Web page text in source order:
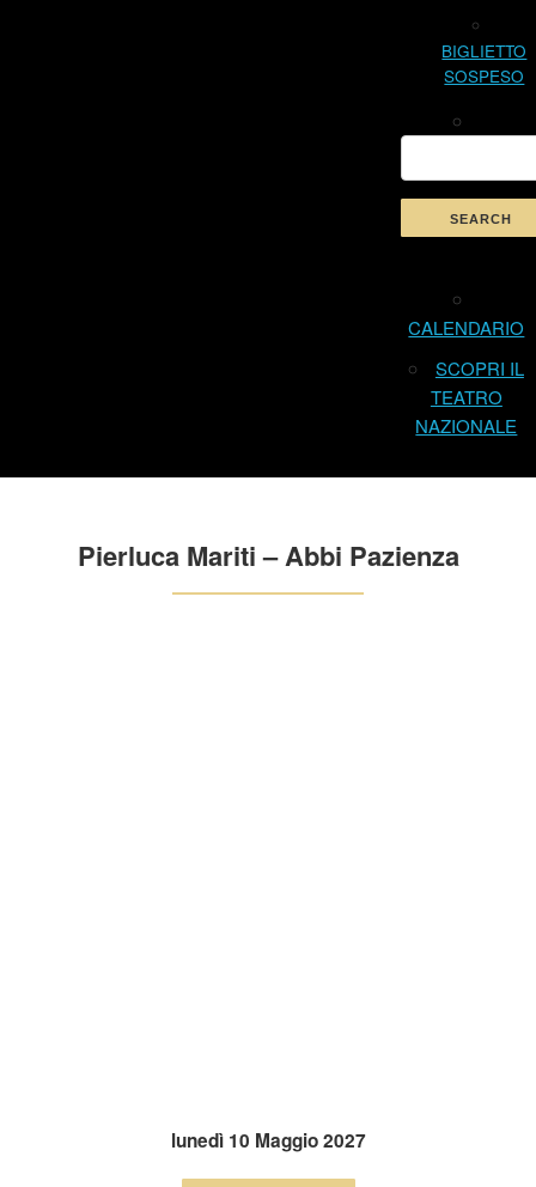
BIGLIETTO
SOSPESO
CALENDARIO
SCOPRI IL
TEATRO
NAZIONALE
Pierluca Mariti – Abbi Pazienza
lunedì 10 Maggio 2027